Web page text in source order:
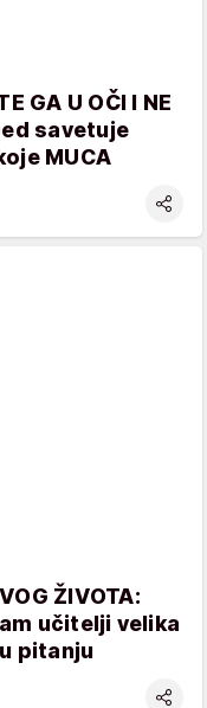
GA U OČI I NE
savetuje
MUCA
ŽIVOTA:
učitelji velika
pitanju